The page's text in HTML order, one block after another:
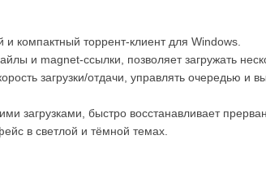
компактный торрент-клиент для Windows.
и magnet-ссылки, позволяет загружать
загрузки/отдачи, управлять очередью и
загрузками, быстро восстанавливает
в светлой и тёмной темах.